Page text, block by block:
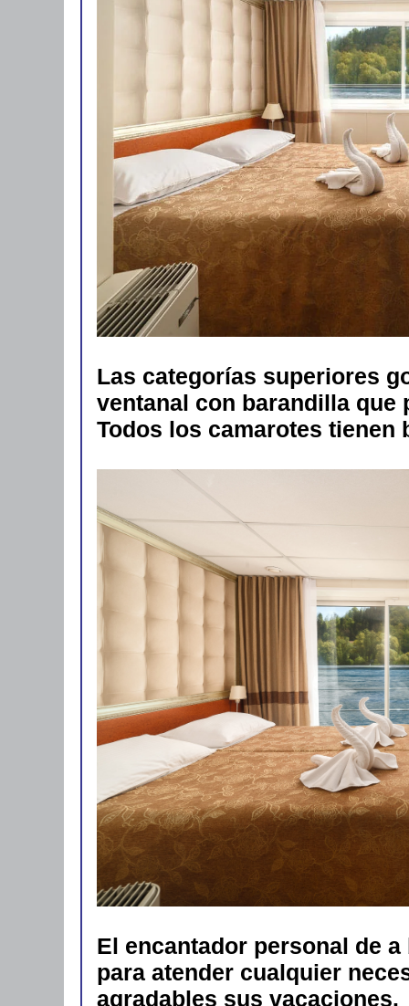
Las categorías superiores
ventanal con barandilla que
Todos los camarotes tienen
El encantador personal de
para atender cualquier
agradables sus vacaciones.